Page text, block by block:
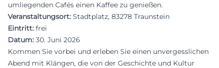
umliegenden Cafés einen Kaffee zu genießen.
Veranstaltungsort: Stadtplatz, 83278 Traunstein
Eintritt: frei
Datum: 30. Juni 2026
Kommen Sie vorbei und erleben Sie einen unvergesslichen
Abend mit Klängen, die von der Geschichte und Kultur